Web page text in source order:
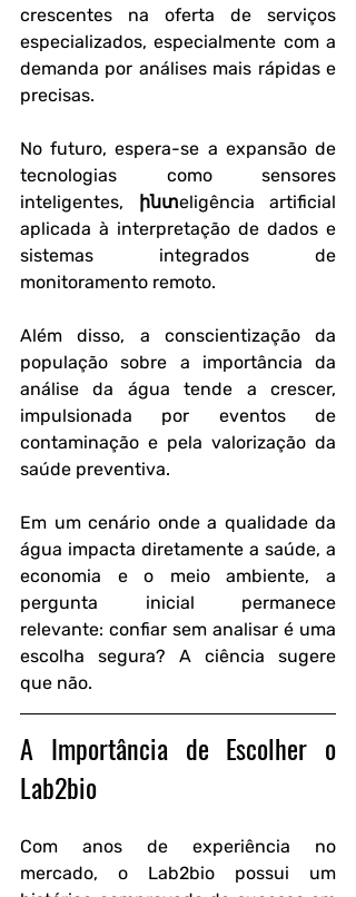
crescentes na oferta de serviços
especializados, especialmente com a
demanda por análises mais rápidas e
precisas.
No futuro, espera-se a expansão de
tecnologias como sensores
inteligentes, ինտeligência artificial
aplicada à interpretação de dados e
sistemas integrados de
monitoramento remoto.
Além disso, a conscientização da
população sobre a importância da
análise da água tende a crescer,
impulsionada por eventos de
contaminação e pela valorização da
saúde preventiva.
Em um cenário onde a qualidade da
água impacta diretamente a saúde, a
economia e o meio ambiente, a
pergunta inicial permanece
relevante: confiar sem analisar é uma
escolha segura? A ciência sugere
que não.
A Importância de Escolher o
Lab2bio
Com anos de experiência no
mercado, o Lab2bio possui um